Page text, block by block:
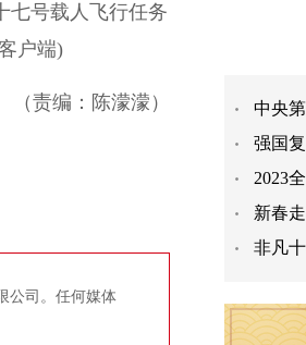
号载人飞行任务
户端)
（责编：陈濛濛）
公司。任何媒体
中央
强国
2023
新春
非凡